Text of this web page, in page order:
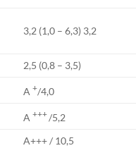
3,2 (1,0 – 6,3) 3,2
2,5 (0,8 – 3,5)
A+/4,0
A+++/5,2
A+++ / 10,5